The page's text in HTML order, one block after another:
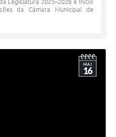
Legislatura 2025–2028 e Início
da Câmara Municipal de
MAI
16